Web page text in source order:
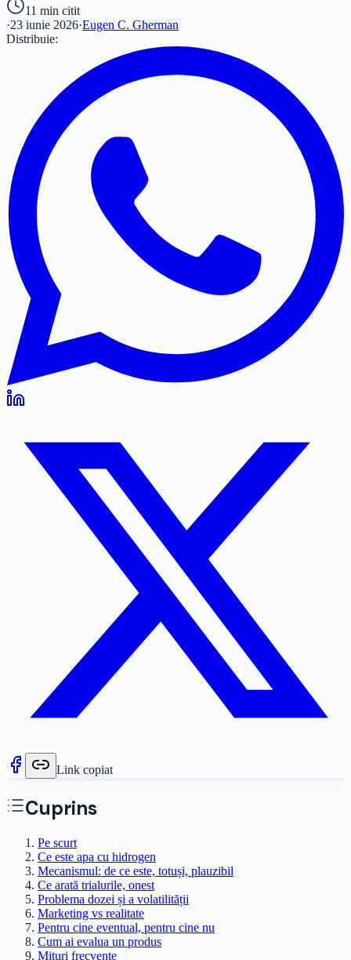
11 min citit
·23 iunie 2026·Eugen C. Gherman
Distribuie:
Link copiat
Cuprins
Pe scurt
Ce este apa cu hidrogen
Mecanismul: de ce este, totuși, plauzibil
Ce arată trialurile, onest
Problema dozei și a volatilității
Marketing vs realitate
Pentru cine eventual, pentru cine nu
Cum ai evalua un produs
Mituri frecvente